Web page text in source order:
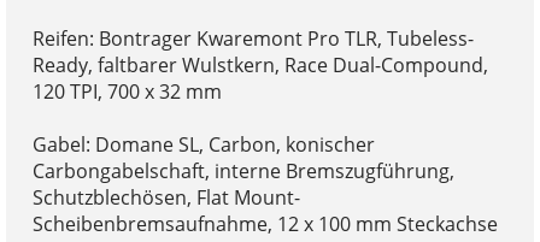
Reifen: Bontrager Kwaremont Pro TLR, Tubeless-
Ready, faltbarer Wulstkern, Race Dual-Compound,
120 TPI, 700 x 32 mm
Gabel: Domane SL, Carbon, konischer
Carbongabelschaft, interne Bremszugführung,
Schutzblechösen, Flat Mount-
Scheibenbremsaufnahme, 12 x 100 mm Steckachse